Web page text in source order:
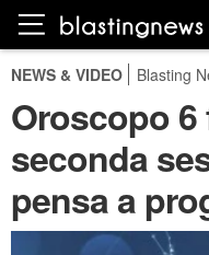
NEWS & VIDEO Blasting
Oroscopo 6
seconda
pensa a